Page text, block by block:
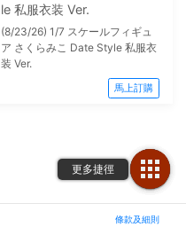
le 私服衣装 Ver.
(8/23/26) 1/7 スケールフィギュ
ア さくらみこ Date Style 私服衣
装 Ver.
馬上訂購
條款及細則